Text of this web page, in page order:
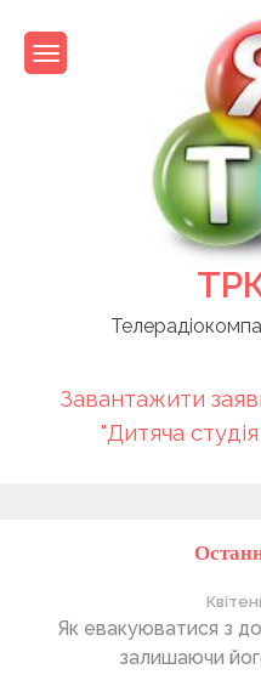
content
Завантажити
"Дитяча
Як евакуюватися з
залишаючи